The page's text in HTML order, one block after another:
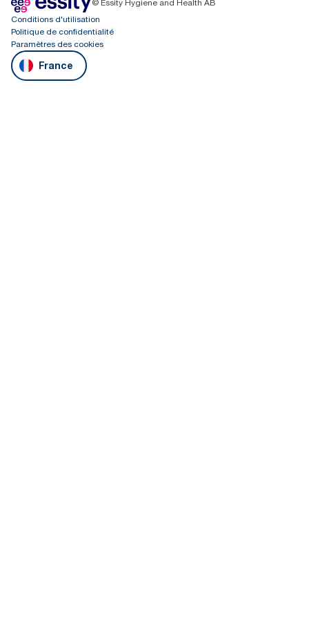
© Essity Hygiene and Health AB
Conditions d'utilisation
Politique de confidentialité
Paramètres des cookies
France